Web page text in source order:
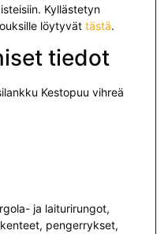
Kyllästetyn
löytyvät tästä.
tiedot
Kestopuu vihreä
ja laiturirungot,
pengerrykset,